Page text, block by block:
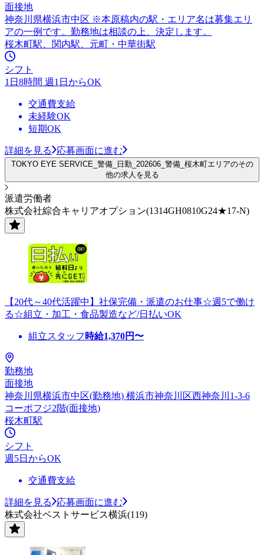
面接地
神奈川県横浜市中区 ※本原稿内の駅・エリア名は募集エリ
アの一例です。勤務地は相談の上、決定します。
桜木町駅、関内駅、元町・中華街駅
シフト
1日8時間 週1日からOK
交通費支給
未経験OK
短期OK
詳細を見る 応募画面に進む
TOKYO EYE SERVICE_警備_日勤_202606_警備_桜木町エリアのその
他の求人を見る
派遣労働者
株式会社綜合キャリアオプション(1314GH0810G24★17-N)
【20代～40代活躍中】社保完備・派遣のお仕事☆週5で働け
る☆組立・加工・食品製造など/日払いOK
組立スタッフ 時給1,370円〜
勤務地
面接地
神奈川県横浜市中区(勤務地) 横浜市神奈川区西神奈川1-3-6
コーポフジ2階(面接地)
桜木町駅
シフト
週5日からOK
交通費支給
詳細を見る
応募画面に進む
株式会社ベストサービス横浜(119)